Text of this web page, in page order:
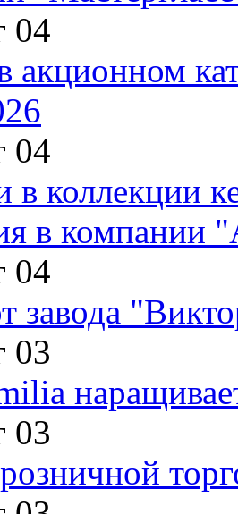
04
акционном
04
в коллекции
в компании
04
завода
03
03